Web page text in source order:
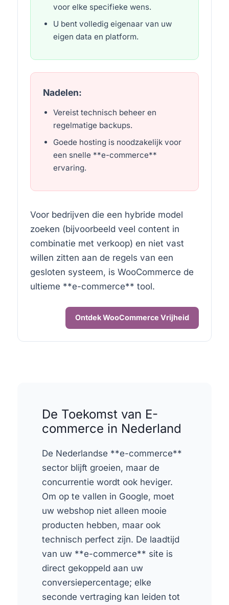
voor elke specifieke wens.
U bent volledig eigenaar van uw
eigen data en platform.
Nadelen:
Vereist technisch beheer en
regelmatige backups.
Goede hosting is noodzakelijk voor
een snelle **e-commerce**
ervaring.
Voor bedrijven die een hybride model
zoeken (bijvoorbeeld veel content in
combinatie met verkoop) en niet vast
willen zitten aan de regels van een
gesloten systeem, is WooCommerce de
ultieme **e-commerce** tool.
Ontdek WooCommerce Vrijheid
De Toekomst van E-
commerce in Nederland
De Nederlandse **e-commerce**
sector blijft groeien, maar de
concurrentie wordt ook heviger.
Om op te vallen in Google, moet
uw webshop niet alleen mooie
producten hebben, maar ook
technisch perfect zijn. De laadtijd
van uw **e-commerce** site is
direct gekoppeld aan uw
conversiepercentage; elke
seconde vertraging kan leiden tot